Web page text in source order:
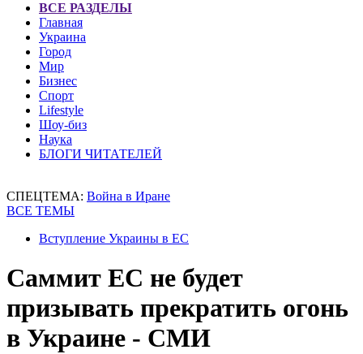
ВСЕ РАЗДЕЛЫ
Главная
Украина
Город
Мир
Бизнес
Спорт
Lifestyle
Шоу-биз
Наука
БЛОГИ ЧИТАТЕЛЕЙ
СПЕЦТЕМА: Война в Иране
ВСЕ ТЕМЫ
Вступление Украины в ЕС
Саммит ЕС не будет
призывать прекратить огонь
в Украине - СМИ